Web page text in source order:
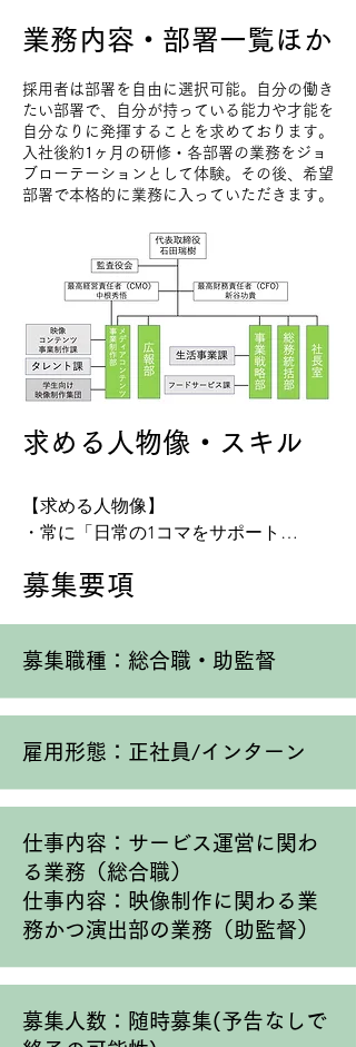
業務内容・部署一覧ほか
採用者は部署を自由に選択可能。自分の働き
たい部署で、自分が持っている能力や才能を
自分なりに発揮することを求めております。
入社後約1ヶ月の研修・各部署の業務をジョ
ブローテーションとして体験。その後、希望
部署で本格的に業務に入っていただきます。
求める人物像・スキル
【求める人物像】
・常に「日常の1コマをサポート」
・成長意欲のある方
・諦めず最後までやり抜ける方
・コミュニケーションが取れる方
・個々ではなく、どんな時でも誰か
が支えてくれる人への「頼る気持
動できる方
【歓迎する経験・スキル】
関する業界での実務経験
・無形商材の営業経験
・基本的なPCスキル
​募集要項
募集職種：総合職・助監督
雇用形態：正社員/インターン
仕事内容：サービス運営に関わ
る業務（総合職）
仕事内容：映像制作に関わる業
務かつ演出部の業務（助監督）
募集人数：随時募集(予告なしで